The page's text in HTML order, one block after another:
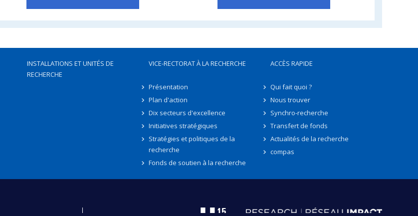
INSTALLATIONS ET UNITÉS DE
RECHERCHE
VICE-RECTORAT À LA RECHERCHE
Présentation
Plan d'action
Dix secteurs d'excellence
Initiatives stratégiques
Stratégies et politiques de la
recherche
Fonds de soutien à la recherche
ACCÈS RAPIDE
Qui fait quoi ?
Nous trouver
Synchro-recherche
Transfert de fonds
Actualités de la recherche
compas